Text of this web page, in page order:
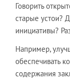
Говорить
старые устои?
инициативы?
Например,
обеспечивать
содержания